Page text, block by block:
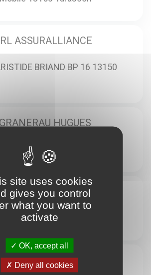
ASSURALLIANCE
BRIAND BP 16 13150
HUGUES
13001 Marseille
BERNARD
13001 Marseille
site uses cookies
gives you control
what you want to
activate
OK, accept all
Deny all cookies